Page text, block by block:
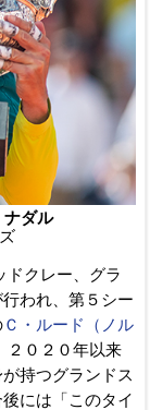
ナダル
ドクレー、グラ
われ、第５シー
Ｃ・ルード（ノル
２０２０年以来
持つグランドス
には「このタイ